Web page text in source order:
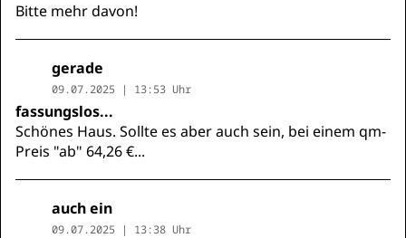
Bitte mehr davon!
gerade
09.07.2025 | 13:53 Uhr
fassungslos...
Schönes Haus. Sollte es aber auch sein, bei einem qm-
Preis "ab" 64,26 €...
auch ein
09.07.2025 | 13:38 Uhr